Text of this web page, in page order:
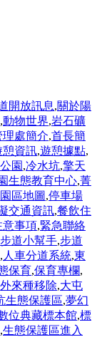
開放訊息,關於陽
,動物世界,岩石礦
理處簡介,首長簡
憩資訊,遊憩據點,
園 ,冷水坑,擎天
生態教育中心,菁
園區地圖 ,停車場
交通資訊,餐飲住
意事項,緊急聯絡
步道小幫手,步道
, 人車分道系統,東
保育,保育專欄,
外來種移除,大屯
生態保護區,夢幻
位典藏標本館,標
,生態保護區進入